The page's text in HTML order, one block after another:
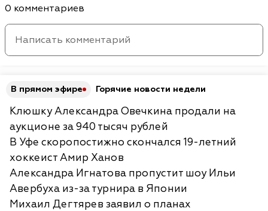
0 комментариев
В прямом эфире Горячие новости недели
Клюшку Александра Овечкина продали на
аукционе за 940 тысяч рублей
В Уфе скоропостижно скончался 19-летний
хоккеист Амир Ханов
Александра Игнатова пропустит шоу Ильи
Авербуха из-за турнира в Японии
Михаил Дегтярев заявил о планах